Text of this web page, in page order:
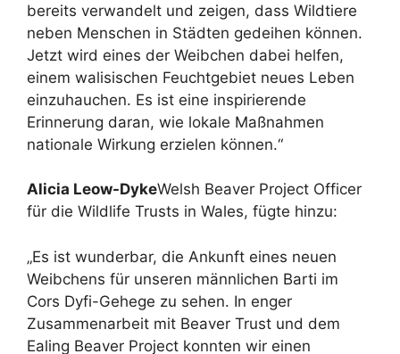
bereits verwandelt und zeigen, dass Wildtiere
neben Menschen in Städten gedeihen können.
Jetzt wird eines der Weibchen dabei helfen,
einem walisischen Feuchtgebiet neues Leben
einzuhauchen. Es ist eine inspirierende
Erinnerung daran, wie lokale Maßnahmen
nationale Wirkung erzielen können.“
Alicia Leow-DykeWelsh Beaver Project Officer
für die Wildlife Trusts in Wales, fügte hinzu:
„Es ist wunderbar, die Ankunft eines neuen
Weibchens für unseren männlichen Barti im
Cors Dyfi-Gehege zu sehen. In enger
Zusammenarbeit mit Beaver Trust und dem
Ealing Beaver Project konnten wir einen